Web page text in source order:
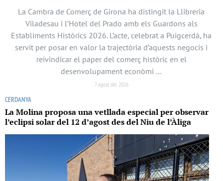
La Cambra de Comerç de Girona ha distingit la Llibreria
Viladesau i l’Hotel del Prado amb els Guardons als
Establiments Històrics 2026. L’acte, celebrat a Puigcerdà, ha
servit per posar en valor la trajectòria d’aquests negocis i
reivindicar el paper del comerç històric en el
desenvolupament econòmi …
7 agost del 2026
CERDANYA
La Molina proposa una vetllada especial per observar
l’eclipsi solar del 12 d’agost des del Niu de l’Àliga